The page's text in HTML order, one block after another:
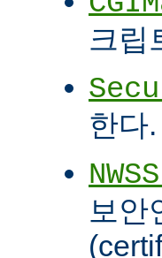
크립
한다.
보안